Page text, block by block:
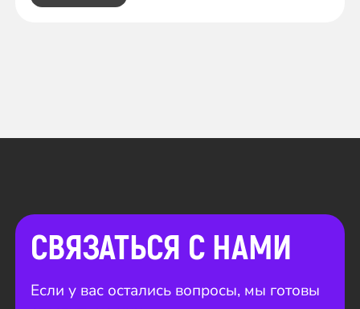
СВЯЗАТЬСЯ С НАМИ
Если у вас остались вопросы, мы готовы